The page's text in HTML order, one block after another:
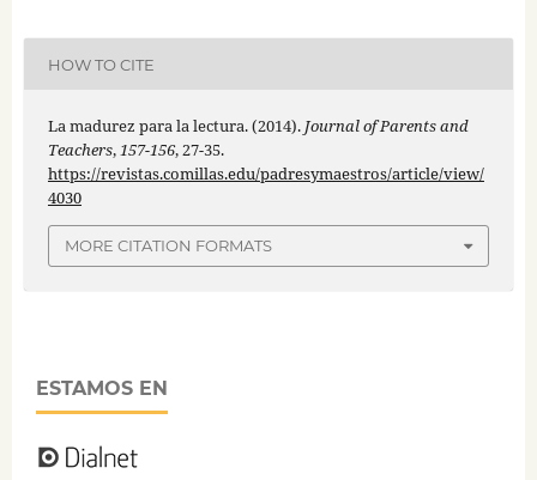
HOW TO CITE
La madurez para la lectura. (2014). Journal of Parents and
Teachers,157-156, 27-35.
https://revistas.comillas.edu/padresymaestros/article/view/
4030
MORE CITATION FORMATS
ESTAMOS EN